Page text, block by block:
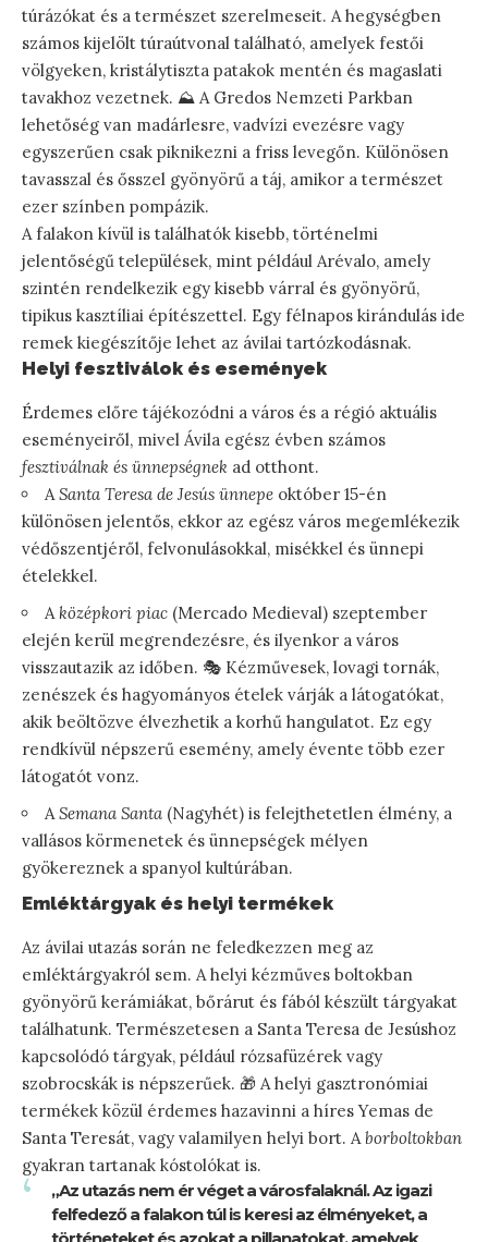
túrázókat és a természet szerelmeseit. A hegységben
számos kijelölt túraútvonal található, amelyek festői
völgyeken, kristálytiszta patakok mentén és magaslati
tavakhoz vezetnek. ⛰️ A Gredos Nemzeti Parkban
lehetőség van madárlesre, vadvízi evezésre vagy
egyszerűen csak piknikezni a friss levegőn. Különösen
tavasszal és ősszel gyönyörű a táj, amikor a természet
ezer színben pompázik.
A falakon kívül is találhatók kisebb, történelmi
jelentőségű települések, mint például Arévalo, amely
szintén rendelkezik egy kisebb várral és gyönyörű,
tipikus kasztíliai építészettel. Egy félnapos kirándulás ide
remek kiegészítője lehet az ávilai tartózkodásnak.
Helyi fesztiválok és események
Érdemes előre tájékozódni a város és a régió aktuális
eseményeiről, mivel Ávila egész évben számos
fesztiválnak és ünnepségnek ad otthont.
A Santa Teresa de Jesús ünnepe október 15-én
különösen jelentős, ekkor az egész város megemlékezik
védőszentjéről, felvonulásokkal, misékkel és ünnepi
ételekkel.
A középkori piac (Mercado Medieval) szeptember
elején kerül megrendezésre, és ilyenkor a város
visszautazik az időben. 🎭 Kézművesek, lovagi tornák,
zenészek és hagyományos ételek várják a látogatókat,
akik beöltözve élvezhetik a korhű hangulatot. Ez egy
rendkívül népszerű esemény, amely évente több ezer
látogatót vonz.
A Semana Santa (Nagyhét) is felejthetetlen élmény, a
vallásos körmenetek és ünnepségek mélyen
gyökereznek a spanyol kultúrában.
Emléktárgyak és helyi termékek
Az ávilai utazás során ne feledkezzen meg az
emléktárgyakról sem. A helyi kézműves boltokban
gyönyörű kerámiákat, bőrárut és fából készült tárgyakat
találhatunk. Természetesen a Santa Teresa de Jesúshoz
kapcsolódó tárgyak, például rózsafüzérek vagy
szobrocskák is népszerűek. 🎁 A helyi gasztronómiai
termékek közül érdemes hazavinni a híres Yemas de
Santa Teresát, vagy valamilyen helyi bort. Aborboltokban
gyakran tartanak kóstolókat is.
„Az utazás nem ér véget a városfalaknál. Az igazi
felfedező a falakon túl is keresi az élményeket, a